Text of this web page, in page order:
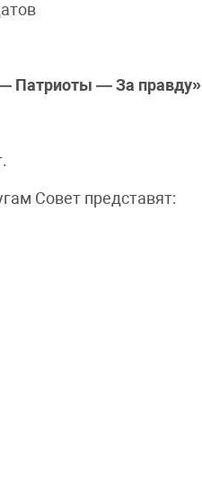
Патриоты — За правду»
Совет представят: